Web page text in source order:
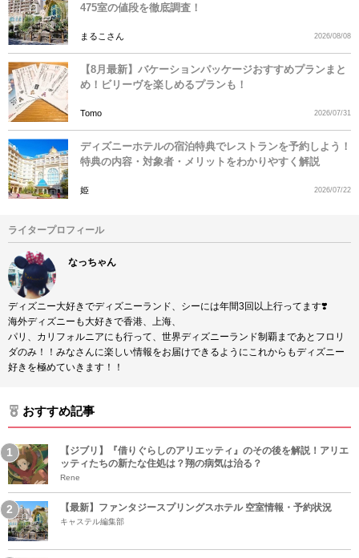
475室の値段を徹底調査！
まるこさん 2026/08/08
【8月最新】バケーションパッケージおすすめプランまと
め！ビリーヴを楽しめるプランも！
Tomo 2026/07/31
ディズニーホテルの宿泊特典でレストランを予約しよう！
特典の内容・対象者・メリットをわかりやすく解説
姫 2026/07/22
ライタープロフィール
なっちゃん
ディズニー大好きでディズニーランド、シーには年間3回以上行ってます❣️
海外ディズニーも大好きで香港、上海、
パリ、カリフォルニアにも行って、世界ディズニーランド制覇まであとフロリ
ダのみ！！みなさんに楽しい情報をお届けできるようにこれからもディズニー
好きを極めていきます！！
おすすめ記事
【ジブリ】『借りぐらしのアリエッティ』のその後を解説！アリエ
ッティたちの新たな住処は？翔の病気は治る？
Rene
【最新】ファンタジースプリングスホテル 空室情報・予約状況
キャステル編集部